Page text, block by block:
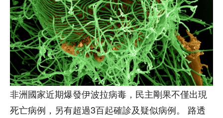
非洲國家近期爆發伊波拉病毒，民主剛果不僅出現
死亡病例，另有超過3百起確診及疑似病例。 路透